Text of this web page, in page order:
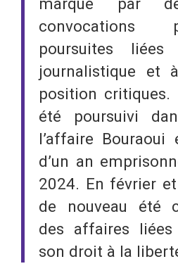
convocations
poursuites
journalistique et
position
été poursuivi
l’affaire
d’un an
2024. En février
de nouveau été
des affaires liées
son droit à la